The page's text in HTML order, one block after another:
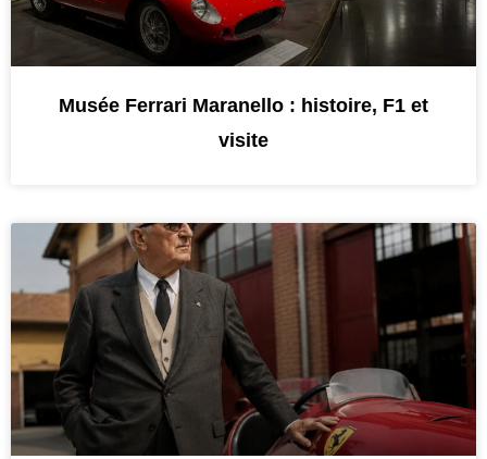
Musée Ferrari Maranello : histoire, F1 et
visite